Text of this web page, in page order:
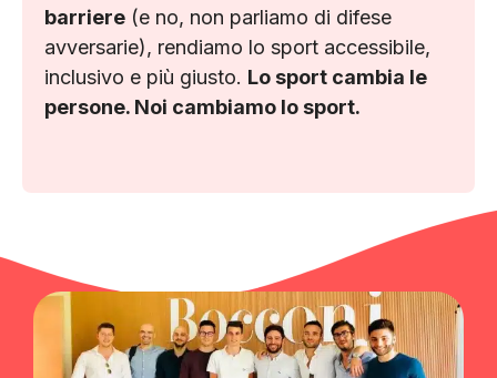
barriere (e no, non parliamo di difese
avversarie), rendiamo lo sport accessibile,
inclusivo e più giusto. Lo sport cambia le
persone. Noi cambiamo lo sport.